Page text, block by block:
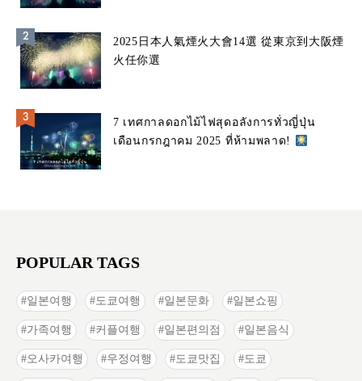
2025日本人氣煙火大會14選 從東京到大阪煙
火任你選
7 เทศกาลดอกไม้ไฟสุดอลังการทั่วญี่ปุ่น
เดือนกรกฎาคม 2025 ที่ห้ามพลาด!
POPULAR TAGS
일본여행 도쿄여행 일본문화 일본쇼핑
가족여행 커플여행 일본편의점 일본음식
오사카여행 우정여행 도쿄맛집 도쿄